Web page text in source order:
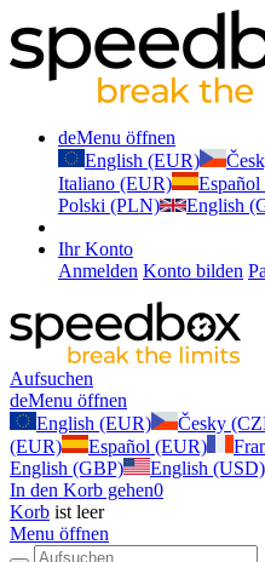
deMenu öffnen
English (EUR)
Italiano (EUR)
Polski (PLN)
English
Ihr Konto
Anmelden Konto bilden
Aufsuchen
deMenu öffnen
English (EUR)
Česky
(EUR)
Español (EUR)
English (GBP)
English (USD)
In den Korb gehen0
Korb ist leer
Menu öffnen